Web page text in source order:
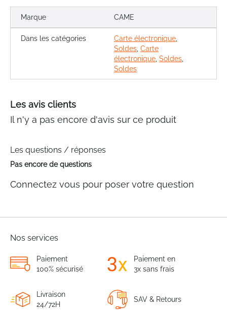
Marque CAME
Dans les catégories Carte électronique,
Soldes, Carte
électronique, Soldes,
Soldes
Les avis clients
Il n'y a pas encore d'avis sur ce produit
Les questions / réponses
Pas encore de questions
Connectez vous pour poser votre question
Nos services
Paiement
100% sécurisé
Paiement en
3x sans frais
Livraison
24/72H
SAV & Retours